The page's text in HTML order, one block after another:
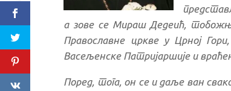
а зове се Мираш Дедеић,
Православне цркве у Црној
Васељенске Патријаршије и
Поред, тога, он се и даље ван